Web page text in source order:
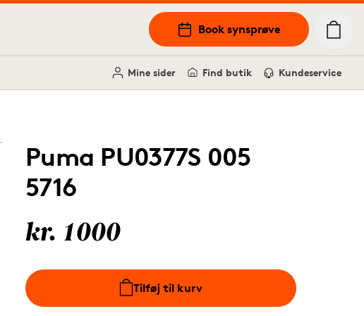
Book synsprøve
Mine sider Find butik Kundeservice
Puma PU0377S 005
5716
kr. 1000
Tilføj til kurv